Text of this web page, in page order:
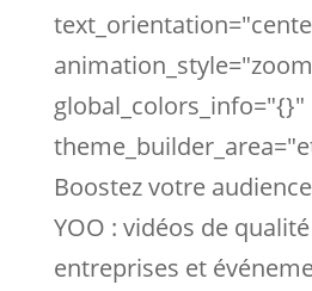
global_colors_info="{}"
Boostez votre
YOO : vidéos de
entreprises et